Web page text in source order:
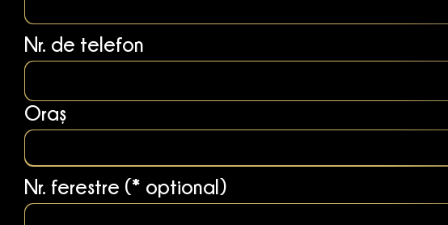
Nr. de telefon
Oraș
Nr. ferestre (* optional)